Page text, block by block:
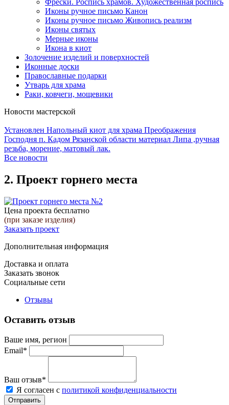
Фрески. Роспись храмов. Художественная роспись
Иконы ручное письмо Канон
Иконы ручное письмо Живопись реализм
Иконы святых
Мерные иконы
Икона в киот
Золочение изделий и поверхностей
Иконные доски
Православные подарки
Утварь для храма
Раки, ковчеги, мощевики
Новости мастерской
Установлен Напольный киот для храма Преображения
Господня п. Кадом Рязанской области материал Липа ,ручная
резьба, морение, матовый лак.
Все новости
2. Проект горнего места
Цена проекта бесплатно
(при заказе изделия)
Заказать проект
Дополнительная информация
Доставка и оплата
Заказать звонок
Социальные сети
Отзывы
Оставить отзыв
Ваше имя, регион
Email*
Ваш отзыв*
Я согласен с политикой конфиденциальности
Отправить